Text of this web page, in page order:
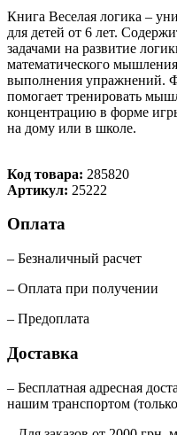
Книга Веселая логика –
для детей от 6 лет.
задачами на развитие
математического
выполнения упражнений.
помогает тренировать
концентрацию в форме
на дому или в школе.
Код товара: 285820
Артикул: 25222
Оплата
– Безналичный расчет
– Оплата при получении
– Предоплата
Доставка
– Бесплатная адресная
нашим транспортом